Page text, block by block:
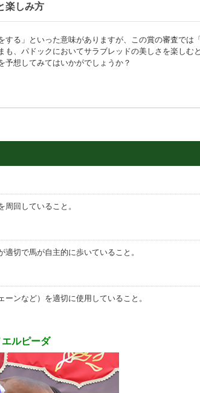
楽しみ方
する」といった意味がありますが、この賞の審査で
、パドックにおいてサラブレッドの美しさを楽しむ
予想してみてはいかがでしょうか？
回していること。
切で馬が自主的に歩いていること。
ンなど）を適切に使用していること。
ルピーダ